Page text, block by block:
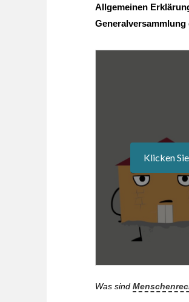
Allgemeinen
Klicken
Was sind